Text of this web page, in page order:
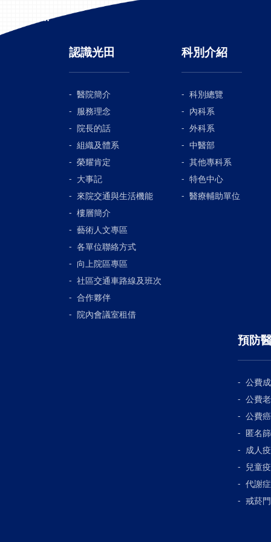
:::
認識光田
醫院簡介
服務理念
院長的話
組織及體系
榮耀肯定
大事記
來院交通與生活機能
樓層簡介
藝術人文專區
各單位聯絡方式
向上院區專區
社區交通車路線及班次
合作夥伴
院內會議室租借
科別介紹
科別總覽
內科系
外科系
中醫部
其他專科系
特色中心
醫療輔助單位
預防
公費
公費
公費
匿名
成人
兒童
代謝
戒菸